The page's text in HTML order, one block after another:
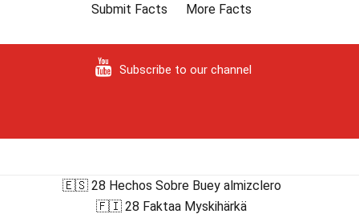
Submit Facts
More Facts
Subscribe to our channel
🇪🇸 28 Hechos Sobre Buey almizclero
🇫🇮 28 Faktaa Myskihärkä